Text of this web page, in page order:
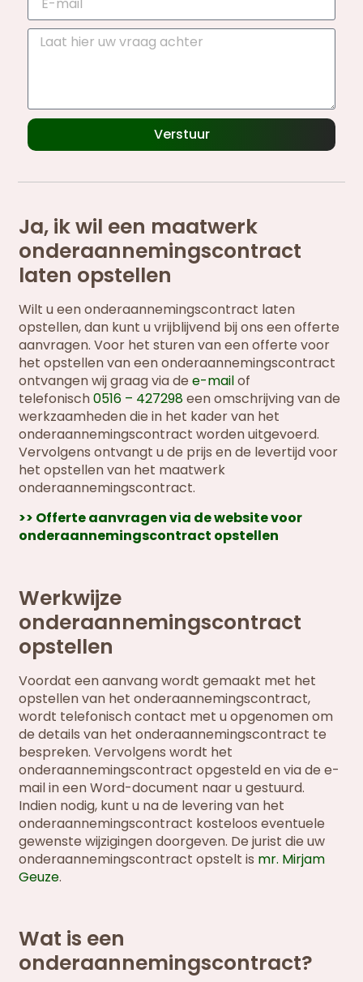
Verstuur
Ja, ik wil een maatwerk
onderaannemingscontract
laten opstellen
Wilt u een onderaannemingscontract laten
opstellen, dan kunt u vrijblijvend bij ons een offerte
aanvragen. Voor het sturen van een offerte voor
het opstellen van een onderaannemingscontract
ontvangen wij graag via dee-mailof
telefonisch0516 – 427298een omschrijving van de
werkzaamheden die in het kader van het
onderaannemingscontract worden uitgevoerd.
Vervolgens ontvangt u de prijs en de levertijd voor
het opstellen van het maatwerk
onderaannemingscontract.
>> Offerte aanvragen via de website voor
onderaannemingscontract opstellen
Werkwijze
onderaannemingscontract
opstellen
Voordat een aanvang wordt gemaakt met het
opstellen van het onderaannemingscontract,
wordt telefonisch contact met u opgenomen om
de details van het onderaannemingscontract te
bespreken. Vervolgens wordt het
onderaannemingscontract opgesteld en via de e-
mail in een Word-document naar u gestuurd.
Indien nodig, kunt u na de levering van het
onderaannemingscontract kosteloos eventuele
gewenste wijzigingen doorgeven. De jurist die uw
onderaannemingscontract opstelt is mr. Mirjam
Geuze.
Wat is een
onderaannemingscontract?